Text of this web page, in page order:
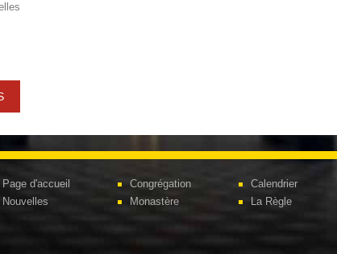
Page d'accueil
Nouvelles
Congrégation
Monastère
Calendrier
La Règle